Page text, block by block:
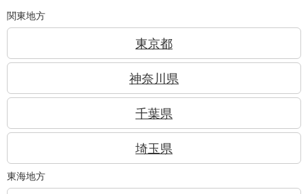
関東地方
東京都
神奈川県
千葉県
埼玉県
東海地方